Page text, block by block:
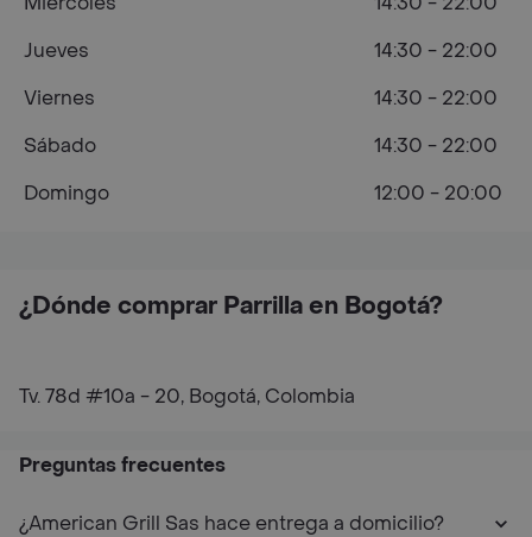
¿Dónde comprar Parrilla en Bogotá?
Tv. 78d #10a - 20, Bogotá, Colombia
Jueves
14:30 - 22:00
Viernes
14:30 - 22:00
Sábado
14:30 - 22:00
Domingo
12:00 - 20:00
Preguntas frecuentes
¿American Grill Sas hace entrega a domicilio?